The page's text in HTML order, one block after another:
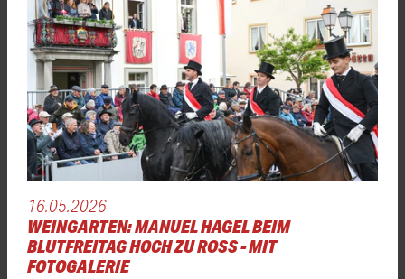
16.05.2026
WEINGARTEN: MANUEL HAGEL BEIM
BLUTFREITAG HOCH ZU ROSS - MIT
FOTOGALERIE